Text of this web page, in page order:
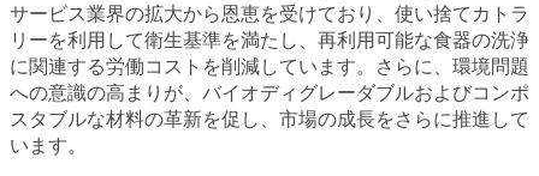
サービス業界の拡大から恩恵を受けており、使い捨てカトラ
リーを利用して衛生基準を満たし、再利用可能な食器の洗浄
に関連する労働コストを削減しています。さらに、環境問題
への意識の高まりが、バイオディグレーダブルおよびコンポ
スタブルな材料の革新を促し、市場の成長をさらに推進して
います。